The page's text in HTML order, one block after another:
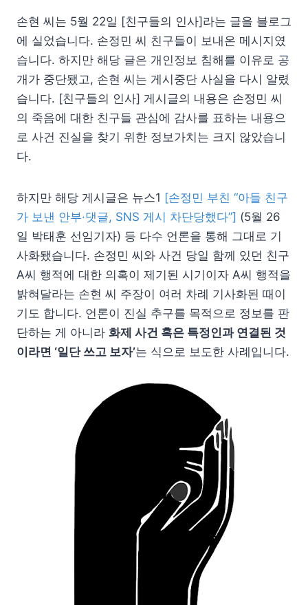
손현 씨는 5월 22일 [친구들의 인사]라는 글을 블로그
에 실었습니다. 손정민 씨 친구들이 보내온 메시지였
습니다. 하지만 해당 글은 개인정보 침해를 이유로 공
개가 중단됐고, 손현 씨는 게시중단 사실을 다시 알렸
습니다. [친구들의 인사] 게시글의 내용은 손정민 씨
의 죽음에 대한 친구들 관심에 감사를 표하는 내용으
로 사건 진실을 찾기 위한 정보가치는 크지 않았습니
다.
하지만 해당 게시글은 뉴스1 [손정민 부친 “아들 친구
가 보낸 안부·댓글, SNS 게시 차단당했다”] (5월 26
일 박태훈 선임기자) 등 다수 언론을 통해 그대로 기
사화됐습니다. 손정민 씨와 사건 당일 함께 있던 친구
A씨 행적에 대한 의혹이 제기된 시기이자 A씨 행적을
밝혀달라는 손현 씨 주장이 여러 차례 기사화된 때이
기도 합니다. 언론이 진실 추구를 목적으로 정보를 판
단하는 게 아니라 화제 사건 혹은 특정인과 연결된 것
이라면 ‘일단 쓰고 보자’는 식으로 보도한 사례입니다.